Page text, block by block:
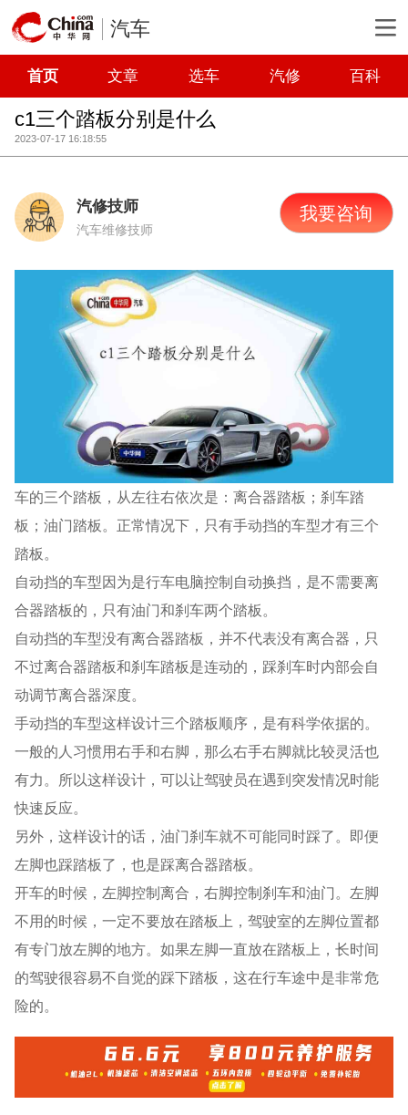
汽车
首页 文章 选车 汽修 百科
c1三个踏板分别是什么
2023-07-17 16:18:55
汽修技师
汽车维修技师
我要咨询
车的三个踏板，从左往右依次是：离合器踏板；刹车踏
板；油门踏板。正常情况下，只有手动挡的车型才有三个
踏板。
自动挡的车型因为是行车电脑控制自动换挡，是不需要离
合器踏板的，只有油门和刹车两个踏板。
自动挡的车型没有离合器踏板，并不代表没有离合器，只
不过离合器踏板和刹车踏板是连动的，踩刹车时内部会自
动调节离合器深度。
手动挡的车型这样设计三个踏板顺序，是有科学依据的。
一般的人习惯用右手和右脚，那么右手右脚就比较灵活也
有力。所以这样设计，可以让驾驶员在遇到突发情况时能
快速反应。
另外，这样设计的话，油门刹车就不可能同时踩了。即便
左脚也踩踏板了，也是踩离合器踏板。
开车的时候，左脚控制离合，右脚控制刹车和油门。左脚
不用的时候，一定不要放在踏板上，驾驶室的左脚位置都
有专门放左脚的地方。如果左脚一直放在踏板上，长时间
的驾驶很容易不自觉的踩下踏板，这在行车途中是非常危
险的。